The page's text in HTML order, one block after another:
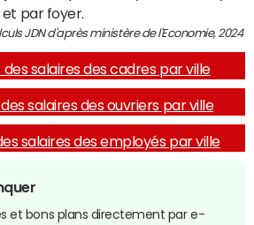
par foyer.
JDN d'après ministère de l'Economie, 2024
salaires des cadres par ville
salaires des ouvriers par ville
salaires des employés par ville
et bons plans directement par e-